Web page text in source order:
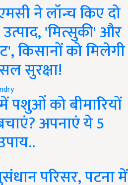
ने लॉन्च किए दो
'मित्सुकी' और
किसानों को मिलेगी
सुरक्षा!
पशुओं को बीमारियों
अपनाएं ये 5
परिसर, पटना में